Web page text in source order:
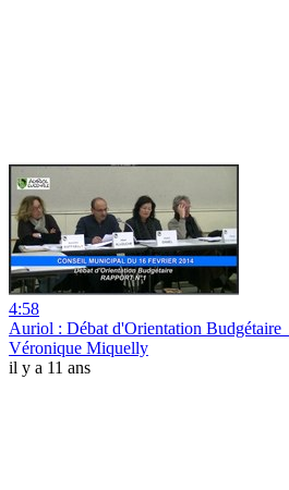
4:58
Auriol : Débat d'Orientation
Véronique Miquelly
il y a 11 ans